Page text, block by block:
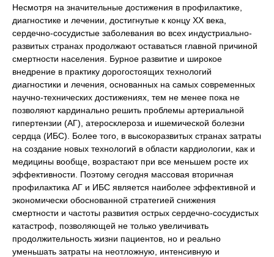
Несмотря на значительные достижения в профилактике,
диагностике и лечении, достигнутые к концу ХХ века,
сердечно-сосудистые заболевания во всех индустриально-
развитых странах продолжают оставаться главной причиной
смертности населения. Бурное развитие и широкое
внедрение в практику дорогостоящих технологий
диагностики и лечения, основанных на самых современных
научно-технических достижениях, тем не менее пока не
позволяют кардинально решить проблемы артериальной
гипертензии (АГ), атеросклероза и ишемической болезни
сердца (ИБС). Более того, в высокоразвитых странах затраты
на создание новых технологий в области кардиологии, как и
медицины вообще, возрастают при все меньшем росте их
эффективности. Поэтому сегодня массовая вторичная
профилактика АГ и ИБС является наиболее эффективной и
экономически обоснованной стратегией снижения
смертности и частоты развития острых сердечно-сосудистых
катастроф, позволяющей не только увеличивать
продолжительность жизни пациентов, но и реально
уменьшать затраты на неотложную, интенсивную и